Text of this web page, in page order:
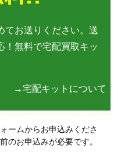
てお送りください。送
！無料で宅配買取キッ
→宅配キットについて
ームからお申込みくださ
のお申込みが必要です。